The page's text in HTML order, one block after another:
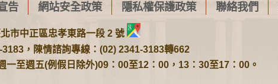
告 網站安全政策 隱私權保護政策 聯絡我們
市中正區忠孝東路一段 2 號
，陳情諮詢專線：(02) 2341-3183轉662
一至週五(例假日除外)09：00至12：00，13：30至17：00。